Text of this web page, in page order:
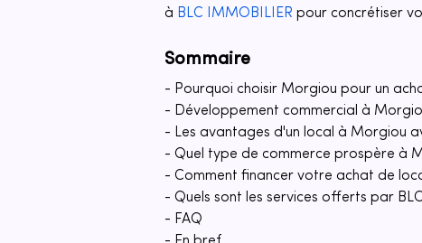
à BLC IMMOBILIER pour concrétiser
Sommaire
- Pourquoi choisir Morgiou pour un
- Développement commercial à
- Les avantages d'un local à Morgiou
- Quel type de commerce prospère à
- Comment financer votre achat de
- Quels sont les services offerts par
- FAQ